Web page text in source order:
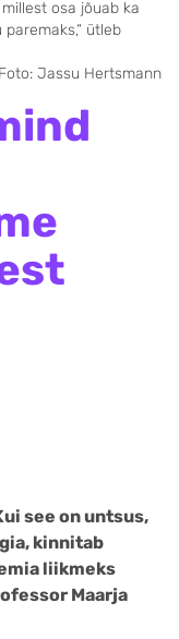
osa jõuab ka
ütleb
Foto: Jassu Hertsmann
see on untsus,
kinnitab
liikmeks
Maarja